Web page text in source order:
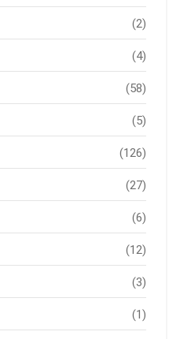
(2)
(4)
(58)
(5)
(126)
(27)
(6)
(12)
(3)
(1)